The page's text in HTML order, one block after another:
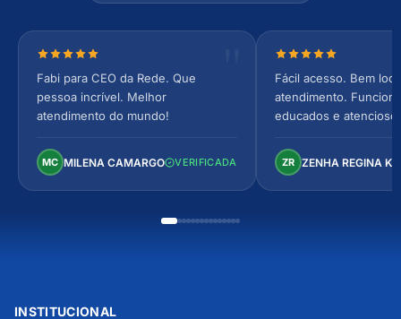
Nota 5 de 5 estrelas
Fabi para CEO da Rede. Que
pessoa incrível. Melhor
atendimento do mundo!
MC MILENA CAMARGO VERIFICADA
Nota 5 de 5
Fácil acesso. Bem
atendimento.
educados e
Perfeito!
ZR ZENHA REGINA
INSTITUCIONAL